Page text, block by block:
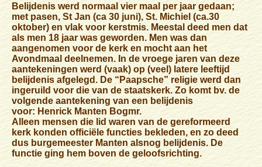
Belijdenis werd normaal vier maal per jaar gedaan;
met pasen, St Jan (ca 30 juni), St. Michiel (ca.30
oktober) en vlak voor kerstmis. Meestal deed men dat
als men 18 jaar was geworden. Men was dan
aangenomen voor de kerk en mocht aan het
Avondmaal deelnemen. In de vroege jaren van deze
aantekeningen werd (vaak) op (veel) latere leeftijd
belijdenis afgelegd. De “Paapsche” religie werd dan
ingeruild voor die van de staatskerk. Zo komt bv. de
volgende aantekening van een belijdenis
voor: Henrick Manten Bogmr.
Alleen mensen die lid waren van de gereformeerd
kerk konden officiële functies bekleden, en zo deed
dus burgemeester Manten alsnog belijdenis. De
functie ging hem boven de geloofsrichting.